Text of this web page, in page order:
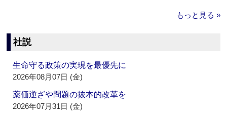
もっと見る »
社説
生命守る政策の実現を最優先に
2026年08月07日 (金)
薬価逆ざや問題の抜本的改革を
2026年07月31日 (金)